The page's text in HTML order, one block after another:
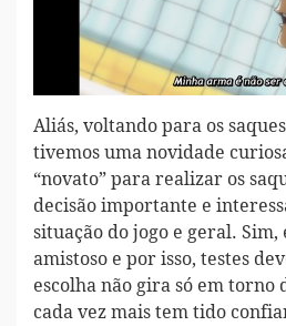
Aliás, voltando para os
tivemos uma novidade
“novato” para realizar os
decisão importante e
situação do jogo e geral. Sim,
amistoso e por isso, testes
escolha não gira só em torno
cada vez mais tem tido